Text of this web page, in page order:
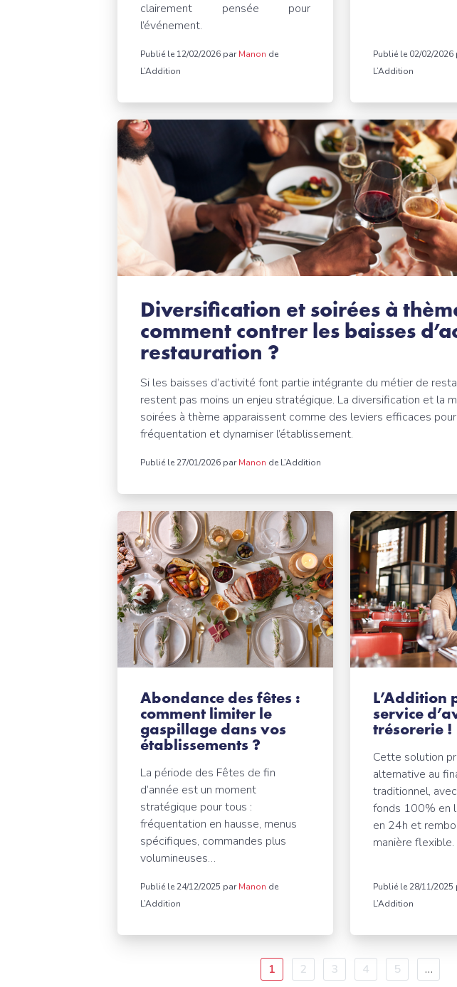
clairement pensée pour
l’événement.
Publié le 12/02/2026 parManon de
L’Addition
Publié le 02/02/2026
L’Addition
Diversification et soirées à
comment contrer les baisses
restauration ?
Si les baisses d’activité font partie intégrante du métier de
restent pas moins un enjeu stratégique. La diversification et la
soirées à thème apparaissent comme des leviers efficaces
fréquentation et dynamiser l’établissement.
Publié le 27/01/2026 parManon de L’Addition
Abondance des fêtes :
comment limiter le
gaspillage dans vos
établissements ?
La période des Fêtes de fin
d’année est un moment
stratégique pour tous :
fréquentation en hausse, menus
spécifiques, commandes plus
volumineuses…
Publié le 24/12/2025 parManon de
L’Addition
L’Addition
service
trésorerie !
Cette solution
alternative au
traditionnel,
fonds 100% en
en 24h et
manière flexible.
Publié le 28/11/2025
L’Addition
Page
1 Page
2 Page
3 Page
4 Page
5 …